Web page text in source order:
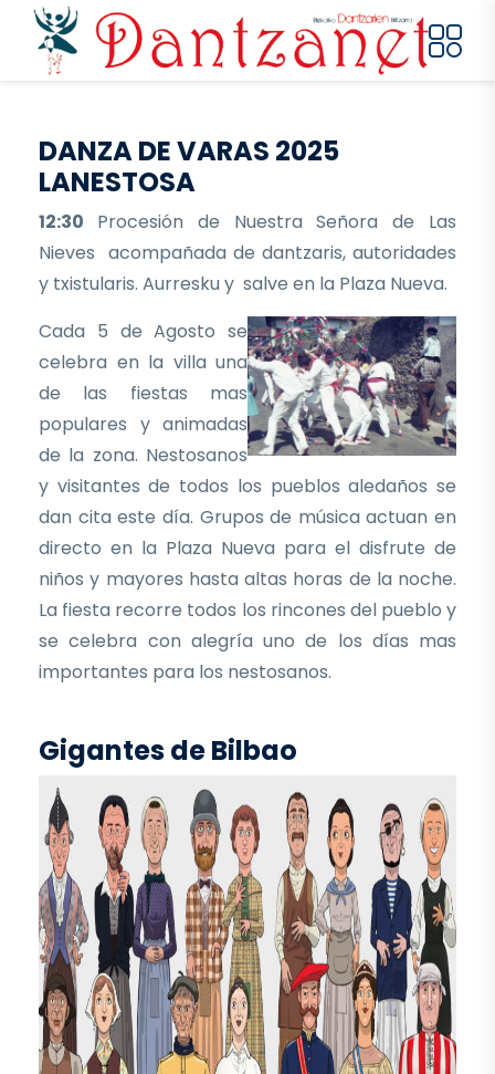
Pasar al contenido principal
DANZA DE VARAS 2025
LANESTOSA
12:30 Procesión de Nuestra Señora de Las
Nieves acompañada de dantzaris, autoridades
y txistularis. Aurresku y salve en la Plaza Nueva.
Cada 5 de Agosto se
celebra en la villa una
de las fiestas mas
populares y animadas
de la zona. Nestosanos
y visitantes de todos los pueblos aledaños se
dan cita este día. Grupos de música actuan en
directo en la Plaza Nueva para el disfrute de
niños y mayores hasta altas horas de la noche.
La fiesta recorre todos los rincones del pueblo y
se celebra con alegría uno de los días mas
importantes para los nestosanos.
Gigantes de Bilbao